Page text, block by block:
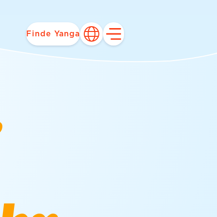
Finde Yanga